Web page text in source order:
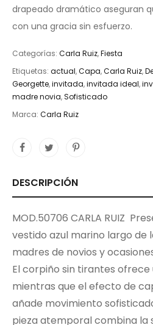
drapeado dramático aseguran
con una gracia sin esfuerzo.
Categorías: Carla Ruiz,Fiesta
Etiquetas: actual,Capa,Carla Ruiz,
Georgette,invitada,invitada ideal,
madre novia,Sofisticado
Marca: Carla Ruiz
DESCRIPCIÓN
MOD.50706 CARLA RUIZ
vestido azul marino largo de
madres de novios y
El corpiño sin tirantes
mientras que el efecto de
añade movimiento
pieza atemporal combina la